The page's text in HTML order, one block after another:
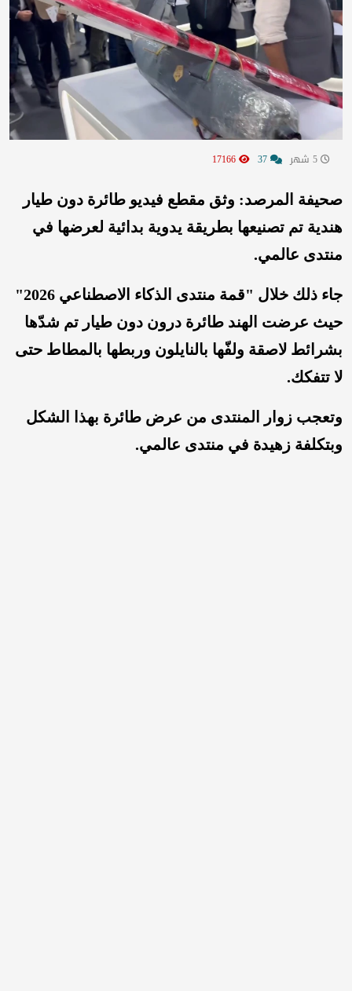
صحيفة المرصد: وثق مقطع فيديو طائرة دون طيار
هندية تم تصنيعها بطريقة يدوية بدائية لعرضها في
منتدى عالمي.
جاء ذلك خلال "قمة منتدى الذكاء الاصطناعي 2026"
حيث عرضت الهند طائرة درون دون طيار تم شدّها
بشرائط لاصقة ولفّها بالنايلون وربطها بالمطاط حتى
لا تتفكك.
وتعجب زوار المنتدى من عرض طائرة بهذا الشكل
وبتكلفة زهيدة في منتدى عالمي.